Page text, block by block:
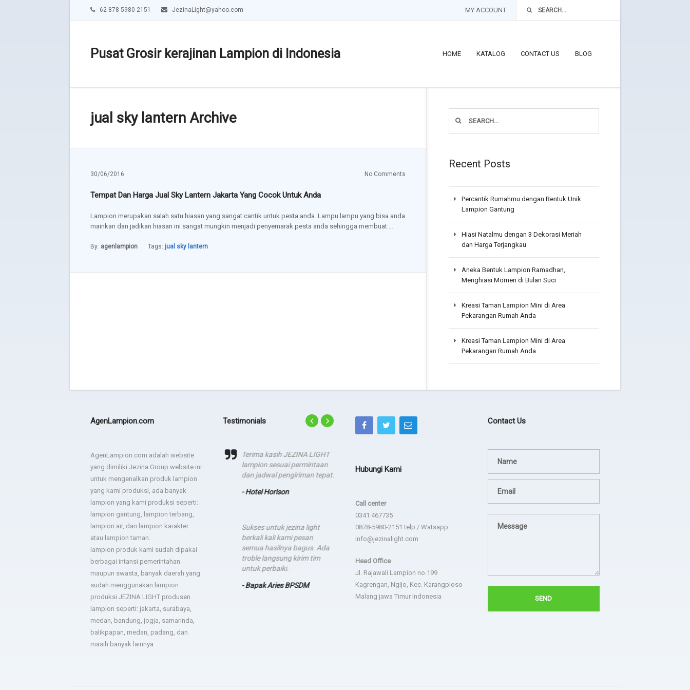
62 878 5980 2151 JezinaLight@yahoo.com MY ACCOUNT
Pusat Grosir kerajinan Lampion di Indonesia HOME KATALOG CONTACT US BLOG
jual sky lantern Archive
30/06/2016 No Comments
Tempat Dan Harga Jual Sky Lantern Jakarta Yang Cocok Untuk Anda
Lampion merupakan salah satu hiasan yang sangat cantik untuk pesta anda. Lampu lampu yang bisa anda
mainkan dan jadikan hiasan ini sangat mungkin menjadi penyemarak pesta anda sehingga membuat …
By: agenlampion Tags: jual sky lantern
Recent Posts
Percantik Rumahmu dengan Bentuk Unik
Lampion Gantung
Hiasi Natalmu dengan 3 Dekorasi Meriah
dan Harga Terjangkau
Aneka Bentuk Lampion Ramadhan,
Menghiasi Momen di Bulan Suci
Kreasi Taman Lampion Mini di Area
Pekarangan Rumah Anda
Kreasi Taman Lampion Mini di Area
Pekarangan Rumah Anda
AgenLampion.com
AgenLampion.com adalah website
yang dimiliki Jezina Group website ini
untuk mengenalkan produk lampion
yang kami produksi, ada banyak
lampion yang kami produksi seperti:
lampion gantung, lampion terbang,
lampion air, dan lampion karakter
atau lampion taman.
lampion produk kami sudah dipakai
berbagai intansi pemerintahan
maupun swasta, banyak daerah yang
sudah menggunakan lampion
produksi JEZINA LIGHT produsen
lampion seperti: jakarta, surabaya,
medan, bandung, jogja, samarinda,
balikpapan, medan, padang, dan
masih banyak lainnya
Testimonials
Terima kasih JEZINA LIGHT
lampion sesuai permintaan
dan jadwal pengiriman tepat.
Sukses untuk jezina light
semua hasilnya bagus. Ada
troble langsung kirim tim
agadsga weg aerg rag
- dsgfad
Terima kasih JEZINA LIGHT
lampion sesuai permintaan
dan jadwal pengiriman tepat.
- Hotel Horison
Sukses untuk jezina light
berkali kali kami pesan
semua hasilnya bagus. Ada
troble langsung kirim tim
untuk perbaiki.
- Bapak Aries BPSDM
- dsgfad
lampion sesuai permintaan
dan jadwal pengiriman tepat.
- Hotel Horison
Sukses untuk jezina light
- Bapak Aries BPSDM
Hubungi Kami
Call center
0341 467735
0878-5980-2151 telp / Watsapp
info@jezinalight.com
Head Office
Jl. Rajawali Lampion no.199
Kagrengan, Ngijo, Kec. Karangploso
Malang jawa Timur Indonesia
Contact Us